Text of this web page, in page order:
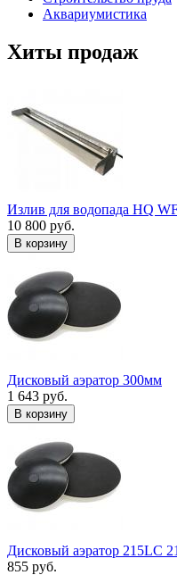
Аквариумистика
Хиты продаж
Излив для водопада HQ
10 800 руб.
В корзину
Дисковый аэратор 300мм
1 643 руб.
В корзину
Дисковый аэратор 215LC
855 руб.